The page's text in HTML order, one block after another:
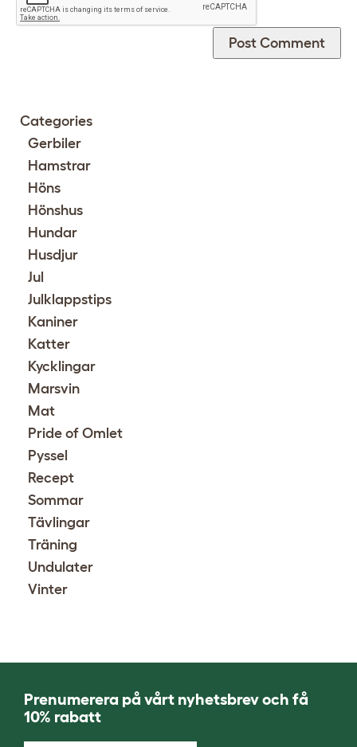
Categories
Gerbiler
Hamstrar
Höns
Hönshus
Hundar
Husdjur
Jul
Julklappstips
Kaniner
Katter
Kycklingar
Marsvin
Mat
Pride of Omlet
Pyssel
Recept
Sommar
Tävlingar
Träning
Undulater
Vinter
Prenumerera på vårt nyhetsbrev och få
10% rabatt